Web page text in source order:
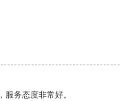
务态度非常好。